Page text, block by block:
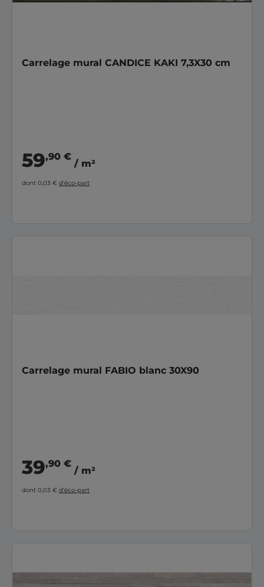
Carrelage mural CANDICE KAKI 7,3X30 cm
59,90 €
/ m²
dont 0,03 € d’éco-part
Carrelage mural FABIO blanc 30X90
39,90 €
/ m²
dont 0,03 € d’éco-part